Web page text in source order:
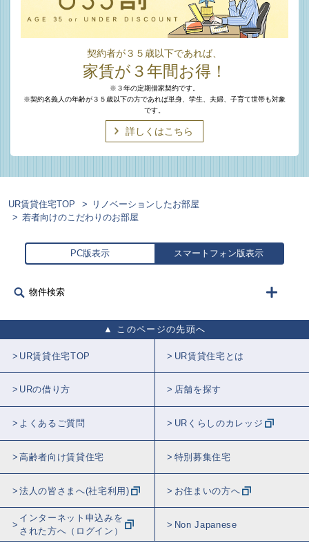
契約者が３５歳以下であれば、
家賃が３年間お得！
※３年の定期借家契約です。
※契約名義人の年齢が３５歳以下の方であれば単身、学生、夫婦、子育て世帯も対象
です。
詳しくはこちら
UR賃貸住宅TOP
リノベーションしたお部屋
若者向けのこだわりのお部屋
PC版表示 スマートフォン版表示
物件検索
このページの先頭へ
UR賃貸住宅TOP UR賃貸住宅とは
URの借り方 店舗を探す
よくあるご質問 URくらしのカレッジ
高齢者向け賃貸住宅 特別募集住宅
法人の皆さまへ(社宅利用) お住まいの方へ
インターネット申込みを
された方へ（ログイン）
Non Japanese